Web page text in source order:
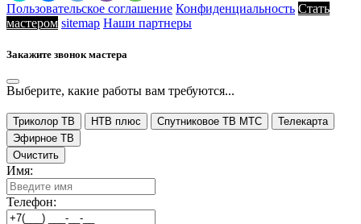
Пользовательское соглашение Конфиденциальность Стать
мастером sitemap Наши партнеры
Закажите звонок мастера
Выберите, какие работы вам требуются...
Триколор ТВ НТВ плюс Спутниковое ТВ МТС
Телекарта
Эфирное ТВ
Очистить
Имя:
Телефон: